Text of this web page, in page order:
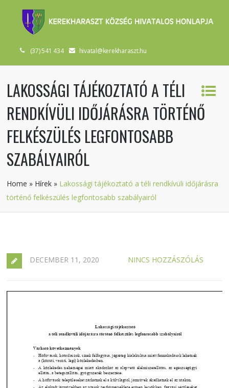
(37) 541 434 hivatal@kerekharaszt.hu
LAKOSSÁGI TÁJÉKOZTATÓ A TÉLI
RENDKÍVÜLI IDŐJÁRÁSRA TÖRTÉNŐ
FELKÉSZÜLÉS LEGFONTOSABB
SZABÁLYAIRÓL
Home » Hírek » Lakossági tájékoztató a téli rendkívüli időjárásra
történő felkészülés legfontosabb szabályairól
DECEMBER 11, 2020 NINCS HOZZÁSZÓLÁS